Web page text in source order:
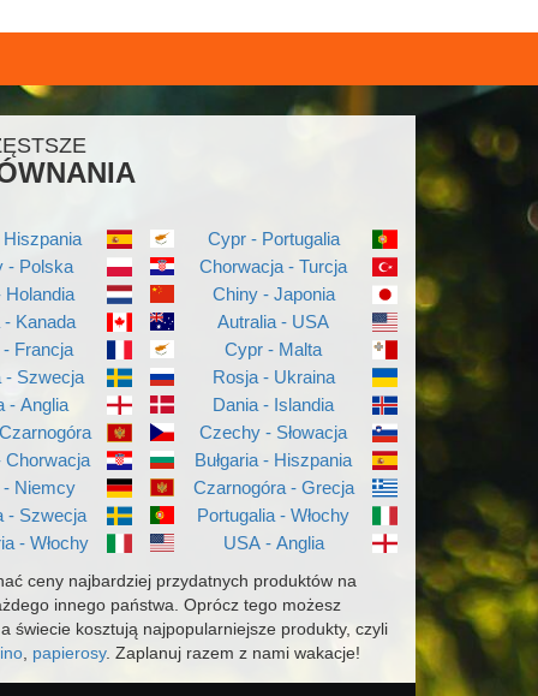
- Polska
Holandia
- Kanada
Francja
- Szwecja
- Anglia
Chorwacja
- Niemcy
- Szwecja
- Włochy
Cypr - Portugalia
Chorwacja - Turcja
Chiny - Japonia
Autralia - USA
Cypr - Malta
Rosja - Ukraina
Dania - Islandia
Czechy - Słowacja
Bułgaria - Hiszpania
Czarnogóra - Grecja
Portugalia - Włochy
USA - Anglia
ceny najbardziej przydatnych produktów na
innego państwa. Oprócz tego możesz
świecie kosztują najpopularniejsze produkty, czyli
, papierosy. Zaplanuj razem z nami wakacje!